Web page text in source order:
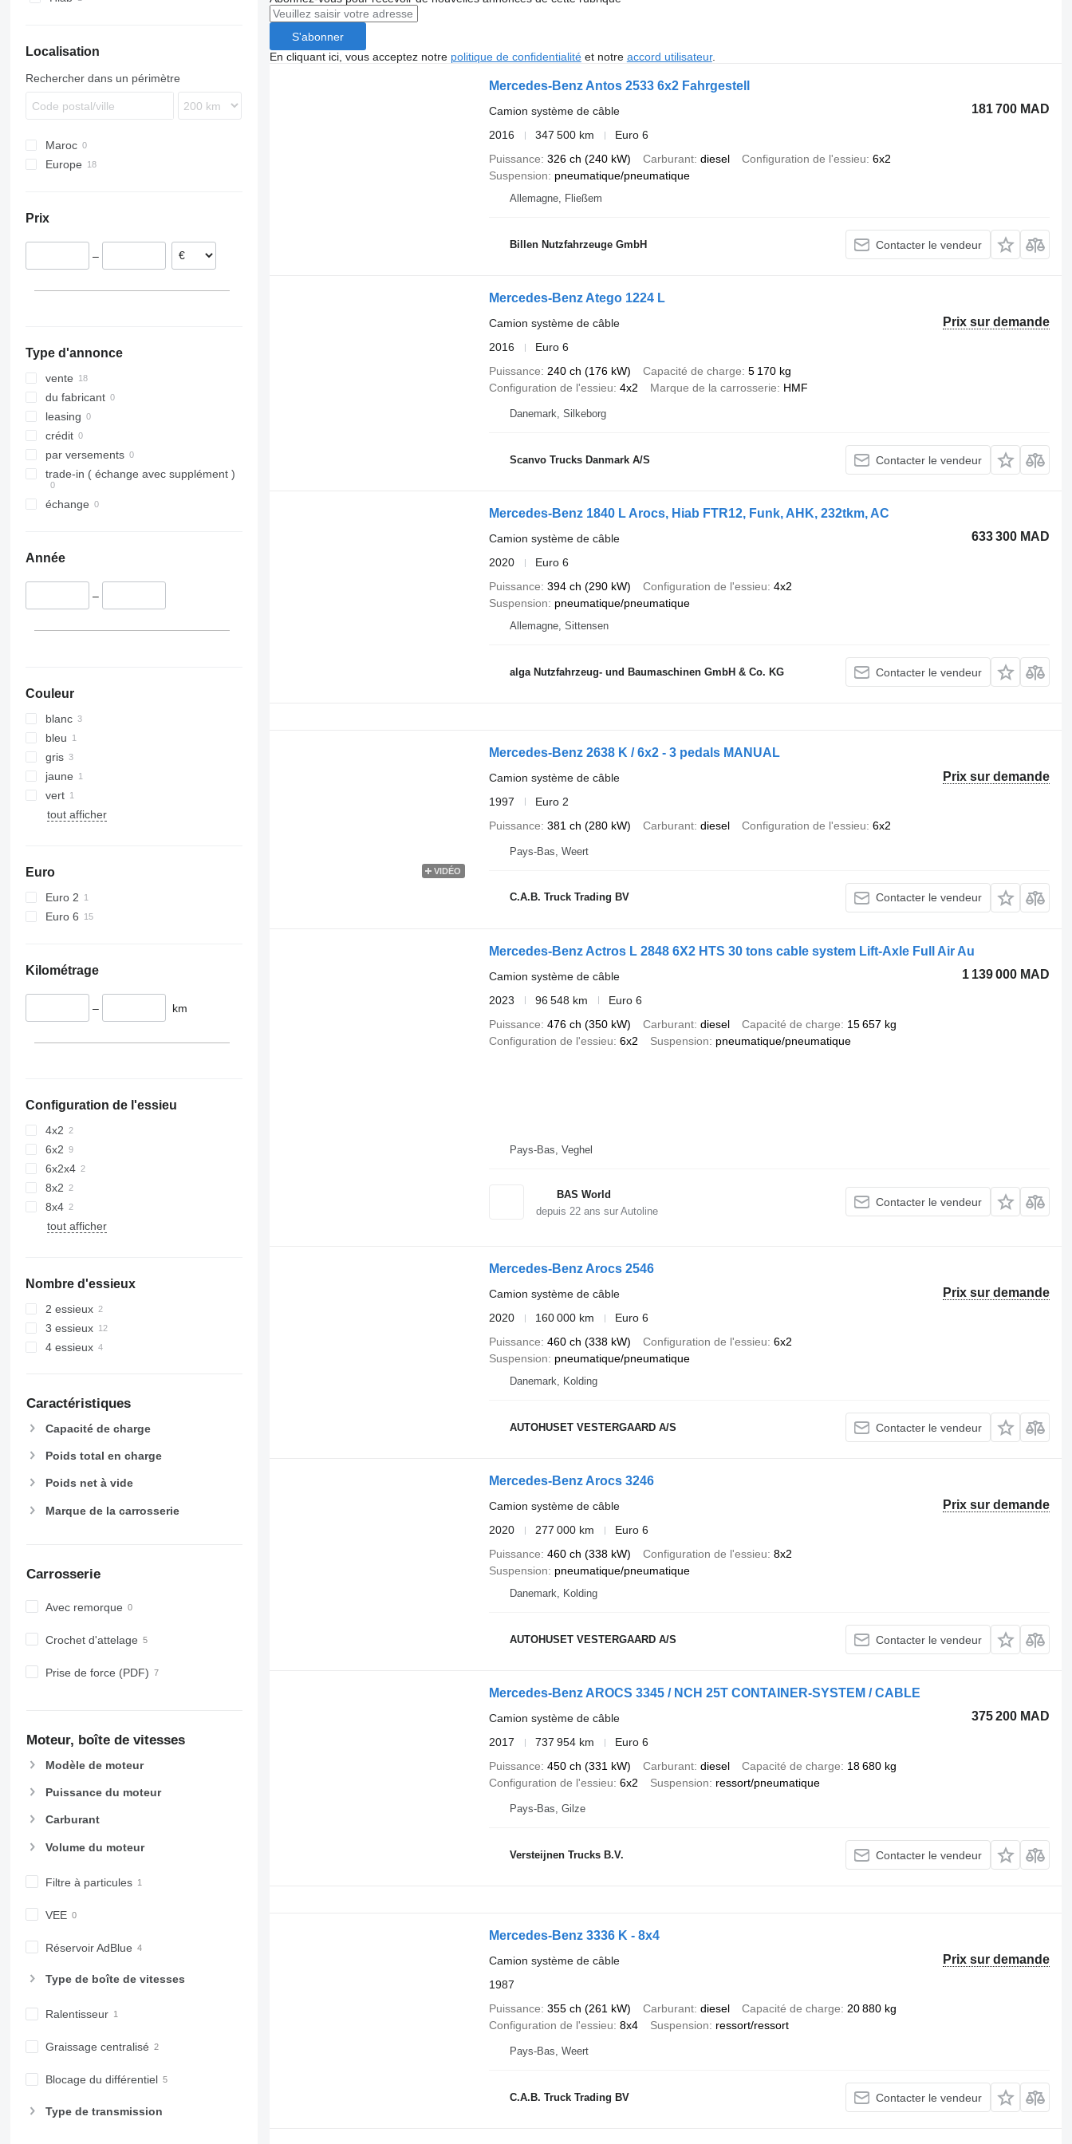
Localisation
Rechercher dans un périmètre
Maroc
Europe
Belgique
Prix
–
Type d'annonce
vente
du fabricant
leasing
crédit
par versements
trade-in ( échange avec supplément )
échange
Année
–
Couleur
blanc
bleu
gris
jaune
vert
tout afficher
Euro
Euro 2
Euro 6
Kilométrage
– km
Configuration de l'essieu
4x2
6x2
6x2x4
8x2
8x4
tout afficher
Nombre d'essieux
2 essieux
3 essieux
4 essieux
Caractéristiques
Capacité de charge
Poids total en charge
Poids net à vide
Marque de la carrosserie
Carrosserie
Avec remorque
Crochet d'attelage
Prise de force (PDF)
Moteur, boîte de vitesses
Modèle de moteur
Puissance du moteur
Carburant
Volume du moteur
Filtre à particules
VEE
Réservoir AdBlue
Type de boîte de vitesses
Ralentisseur
Graissage centralisé
Blocage du différentiel
Type de transmission
S'abonner
En cliquant ici, vous acceptez notre politique de confidentialitéet notre accord utilisateur.
Mercedes-Benz Antos 2533 6x2 Fahrgestell
181 700 MAD
Camion système de câble
2016
347 500 km
Euro 6
Puissance 326 ch (240 kW) Carburant diesel Configuration de l'essieu 6x2
Suspension
pneumatique/pneumatique
Allemagne, Fließem
Billen Nutzfahrzeuge GmbH Contacter le vendeur
Mercedes-Benz Atego 1224 L
Prix sur demande
Camion système de câble
2016
Euro 6
Puissance
240 ch (176 kW) Capacité de charge 5 170 kg
Configuration de l'essieu 4x2 Marque de la carrosserie HMF
Danemark, Silkeborg
Scanvo Trucks Danmark A/S Contacter le vendeur
Mercedes-Benz 1840 L Arocs, Hiab FTR12, Funk, AHK, 232tkm, AC
633 300 MAD
Camion système de câble
2020
Euro 6
Puissance 394 ch (290 kW) Configuration de l'essieu 4x2
Suspension
pneumatique/pneumatique
Allemagne, Sittensen
alga Nutzfahrzeug- und Baumaschinen GmbH & Co. KG Contacter le vendeur
VIDÉO
Mercedes-Benz 2638 K / 6x2 - 3 pedals MANUAL
Prix sur demande
Camion système de câble
1997
Euro 2
Puissance 381 ch (280 kW) Carburant diesel Configuration de l'essieu 6x2
Pays-Bas, Weert
C.A.B. Truck Trading BV Contacter le vendeur
Mercedes-Benz Actros L 2848 6X2 HTS 30 tons cable system Lift-Axle Full Air Au
1 139 000 MAD
Camion système de câble
2023
96 548 km
Euro 6
Puissance 476 ch (350 kW) Carburant diesel Capacité de charge
15 657 kg
Configuration de l'essieu 6x2 Suspension pneumatique/pneumatique
Pays-Bas, Veghel
BAS World
depuis 22ans sur Autoline
Contacter le vendeur
Mercedes-Benz Arocs 2546
Prix sur demande
Camion système de câble
2020
160 000 km
Euro 6
Puissance 460 ch (338 kW) Configuration de l'essieu 6x2
Suspension
pneumatique/pneumatique
Danemark, Kolding
AUTOHUSET VESTERGAARD A/S Contacter le vendeur
Mercedes-Benz Arocs 3246
Prix sur demande
Camion système de câble
2020
277 000 km
Euro 6
Puissance 460 ch (338 kW) Configuration de l'essieu 8x2
Suspension
pneumatique/pneumatique
Danemark, Kolding
AUTOHUSET VESTERGAARD A/S Contacter le vendeur
Mercedes-Benz AROCS 3345 / NCH 25T CONTAINER-SYSTEM / CABLE
375 200 MAD
Camion système de câble
2017
737 954 km
Euro 6
Puissance 450 ch (331 kW) Carburant diesel Capacité de charge
18 680 kg
Configuration de l'essieu 6x2 Suspension ressort/pneumatique
Pays-Bas, Gilze
Versteijnen Trucks B.V. Contacter le vendeur
Mercedes-Benz 3336 K - 8x4
Prix sur demande
Camion système de câble
1987
Puissance 355 ch (261 kW) Carburant diesel Capacité de charge
20 880 kg
Configuration de l'essieu 8x4 Suspension ressort/ressort
Pays-Bas, Weert
C.A.B. Truck Trading BV Contacter le vendeur